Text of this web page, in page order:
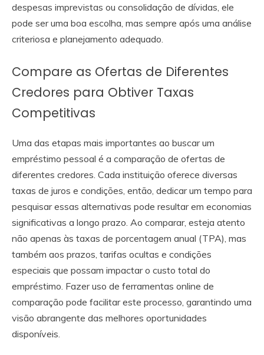
despesas imprevistas ou consolidação de dívidas, ele
pode ser uma boa escolha, mas sempre após uma análise
criteriosa e planejamento adequado.
Compare as Ofertas de Diferentes
Credores para Obtiver Taxas
Competitivas
Uma das etapas mais importantes ao buscar um
empréstimo pessoal é a comparação de ofertas de
diferentes credores. Cada instituição oferece diversas
taxas de juros e condições, então, dedicar um tempo para
pesquisar essas alternativas pode resultar em economias
significativas a longo prazo. Ao comparar, esteja atento
não apenas às taxas de porcentagem anual (TPA), mas
também aos prazos, tarifas ocultas e condições
especiais que possam impactar o custo total do
empréstimo. Fazer uso de ferramentas online de
comparação pode facilitar este processo, garantindo uma
visão abrangente das melhores oportunidades
disponíveis.